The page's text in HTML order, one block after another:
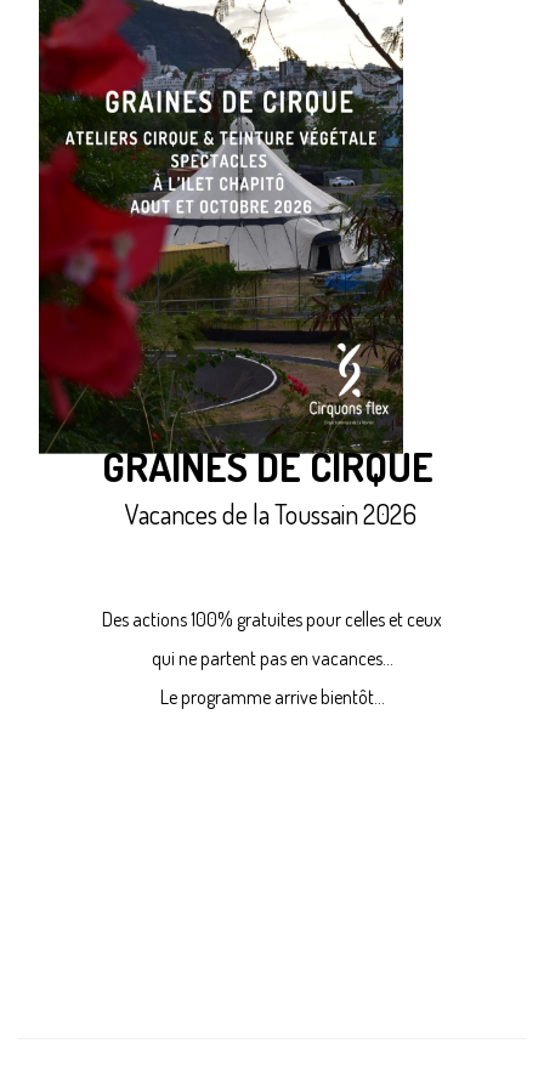
GRAINES DE CIRQUE
Vacances de la Toussain 2026
Des actions 100% gratuites pour celles et ceux
qui ne partent pas en vacances...
Le programme arrive bientôt...